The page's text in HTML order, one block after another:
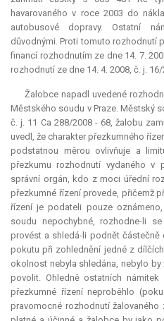
havarovaného v roce 2003 do
autobusové dopravy. Ostatní
důvodnými. Proti tomuto rozhodnutí
financí rozhodnutím ze dne 14. 7.
rozhodnutí ze dne 14. 4. 2008, č. j.
Žalobce napadl uvedené
Městského soudu v Praze. Městský
č. j. 11 Ca 288/2008 - 68, žalobu
uvedl, že charakter přezkumného
podstatnou měrou ovlivňuje a
přezkumu rozhodnutí vydaného v
správní orgán, kdo z moci úřední
přezkumné řízení provede, přičemž
řízení je podateli pouze
soudu nepochybné, rozhodne-li
provést a shledá-li podnět částečně
pokutu při zohlednění jedné z
okolnost nebyla shledána, nebylo
povolit. Ohledně ostatních
přezkumné řízení neproběhlo
pravomocné rozhodnutí